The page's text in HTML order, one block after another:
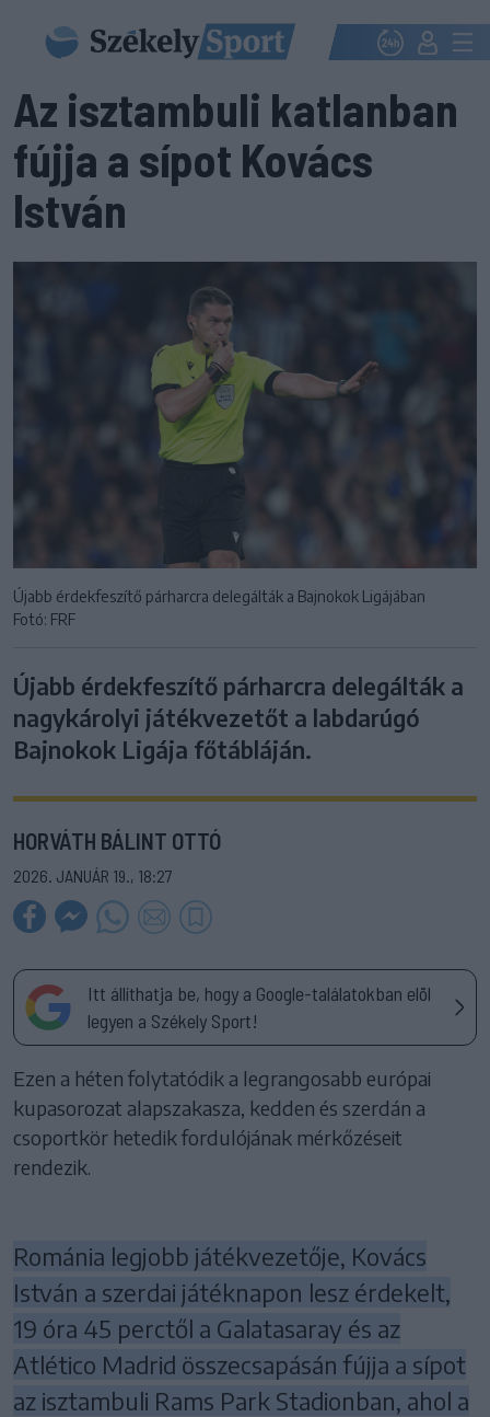
Az isztambuli katlanban
fújja a sípot Kovács
István
Újabb érdekfeszítő párharcra delegálták a Bajnokok Ligájában
Fotó: FRF
Újabb érdekfeszítő párharcra delegálták a
nagykárolyi játékvezetőt a labdarúgó
Bajnokok Ligája főtábláján.
HORVÁTH BÁLINT OTTÓ
2026. JANUÁR 19., 18:27
Itt állíthatja be, hogy a Google-találatokban elöl
legyen a Székely Sport!
Ezen a héten folytatódik a legrangosabb európai
kupasorozat alapszakasza, kedden és szerdán a
csoportkör hetedik fordulójának mérkőzéseit
rendezik.
Románia legjobb játékvezetője, Kovács
István a szerdai játéknapon lesz érdekelt,
19 óra 45 perctől a Galatasaray és az
Atlético Madrid összecsapásán fújja a sípot
az isztambuli Rams Park Stadionban, ahol a